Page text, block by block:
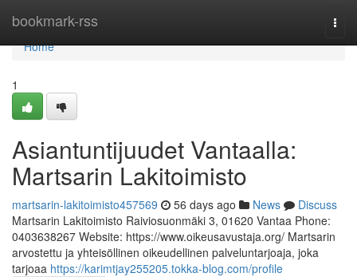
bookmark-rss
Home
Home
1
Asiantuntijuudet Vantaalla:
Martsarin Lakitoimisto
martsarin-lakitoimisto457569 56 days ago News
Discuss
Martsarin Lakitoimisto Raiviosuonmäki 3, 01620 Vantaa Phone:
0403638267 Website: https://www.oikeusavustaja.org/ Martsarin
arvostettu ja yhteisöllinen oikeudellinen palveluntarjoaja, joka
tarjoaa https://karimtjay255205.tokka-blog.com/profile